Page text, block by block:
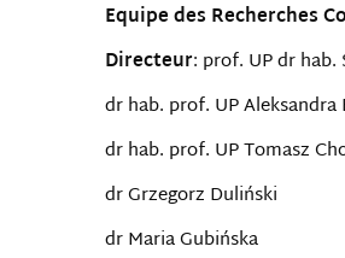
Equipe des Recherches
Directeur: prof. UP dr hab.
dr hab. prof. UP Aleksandra
dr hab. prof. UP Tomasz
dr Grzegorz Duliński
dr Maria Gubińska